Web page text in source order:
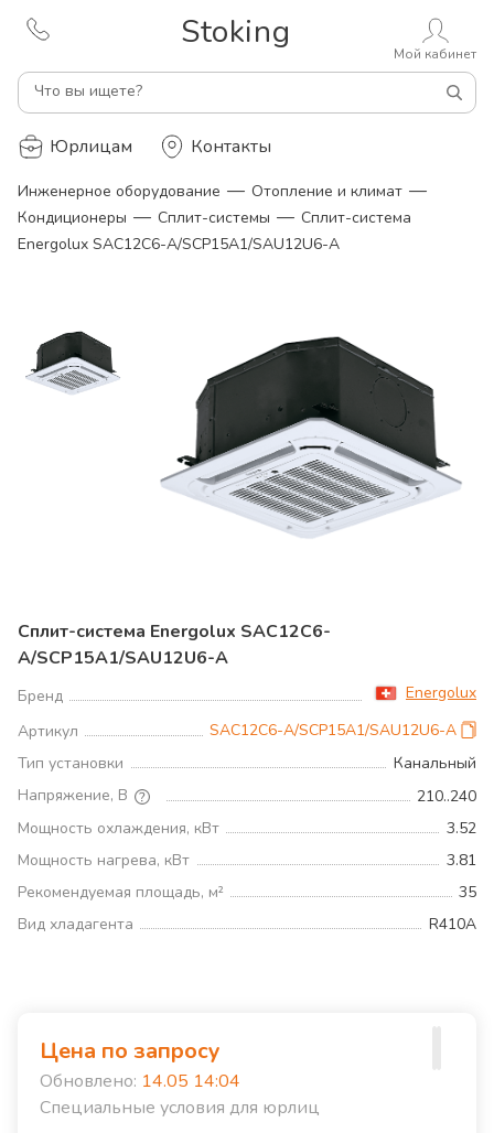
Stoking
Что вы ищете?
Мой кабинет
Юрлицам Контакты
Инженерное оборудование — Отопление и климат —
Кондиционеры — Сплит-системы — Сплит-система
Energolux SAC12C6-A/SCP15A1/SAU12U6-A
Сплит-система Energolux SAC12C6-
A/SCP15A1/SAU12U6-A
Бренд
Energolux
Артикул
SAC12C6-A/SCP15A1/SAU12U6-A
Тип установки
Канальный
Напряжение, В
210..240
Мощность охлаждения, кВт
3.52
Мощность нагрева, кВт
3.81
Рекомендуемая площадь, м²
35
Вид хладагента
R410A
Цена по запросу
Обновлено: 14.05 14:04
Специальные условия для юрлиц